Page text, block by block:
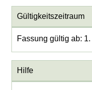
Gültigkeitszeitraum
Fassung gültig ab:
Hilfe